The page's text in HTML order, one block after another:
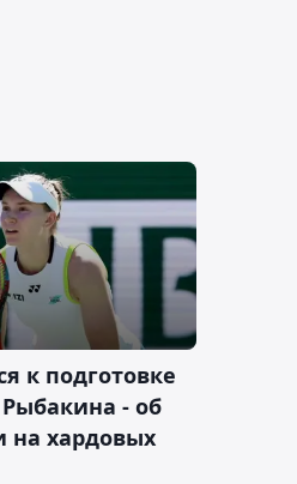
к подготовке
- об
на хардовых